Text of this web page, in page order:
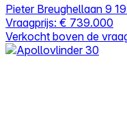
Pieter Breughellaan 9
Vraagprijs: € 739.000
Verkocht boven de